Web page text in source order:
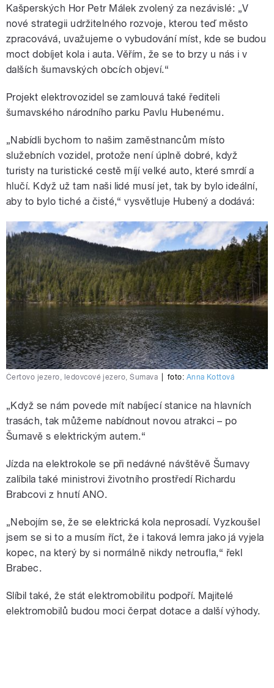
Kašperských Hor Petr Málek zvolený za nezávislé: „V
nové strategii udržitelného rozvoje, kterou teď město
zpracovává, uvažujeme o vybudování míst, kde se budou
moct dobíjet kola i auta. Věřím, že se to brzy u nás i v
dalších šumavských obcích objeví.“
Projekt elektrovozidel se zamlouvá také řediteli
šumavského národního parku Pavlu Hubenému.
„Nabídli bychom to našim zaměstnancům místo
služebních vozidel, protože není úplně dobré, když
turisty na turistické cestě míjí velké auto, které smrdí a
hlučí. Když už tam naši lidé musí jet, tak by bylo ideální,
aby to bylo tiché a čisté,“ vysvětluje Hubený a dodává:
Čertovo jezero, ledovcové jezero, Šumava foto: Anna Kottová
„Když se nám povede mít nabíjecí stanice na hlavních
trasách, tak můžeme nabídnout novou atrakci – po
Šumavě s elektrickým autem.“
Jízda na elektrokole se při nedávné návštěvě Šumavy
zalíbila také ministrovi životního prostředí Richardu
Brabcovi z hnutí ANO.
„Nebojím se, že se elektrická kola neprosadí. Vyzkoušel
jsem se si to a musím říct, že i taková lemra jako já vyjela
kopec, na který by si normálně nikdy netroufla,“ řekl
Brabec.
Slíbil také, že stát elektromobilitu podpoří. Majitelé
elektromobilů budou moci čerpat dotace a další výhody.